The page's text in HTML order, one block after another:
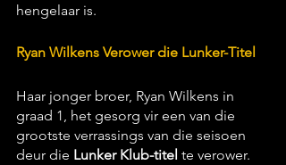
hengelaar is.
Ryan Wilkens Verower die Lunker-Titel
Haar jonger broer, Ryan Wilkens in
graad 1, het gesorg vir een van die
grootste verrassings van die seisoen
deur die Lunker Klub-titel te verower.